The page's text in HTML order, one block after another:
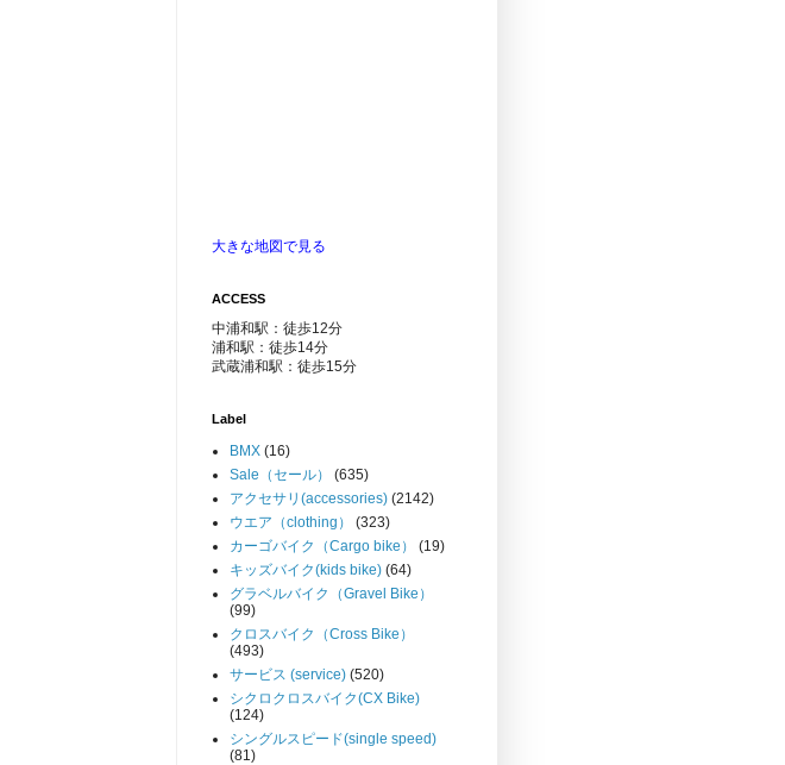
大きな地図で見る
ACCESS
中浦和駅：徒歩12分
浦和駅：徒歩14分
武蔵浦和駅：徒歩15分
Label
BMX (16)
Sale（セール）
(635)
アクセサリ(accessories) (2142)
ウエア（clothing）
(323)
カーゴバイク（Cargo bike）
(19)
キッズバイク(kids bike) (64)
グラベルバイク（Gravel Bike）
(99)
クロスバイク（Cross Bike）
(493)
サービス (service) (520)
シクロクロスバイク(CX Bike)
(124)
シングルスピード(single speed)
(81)